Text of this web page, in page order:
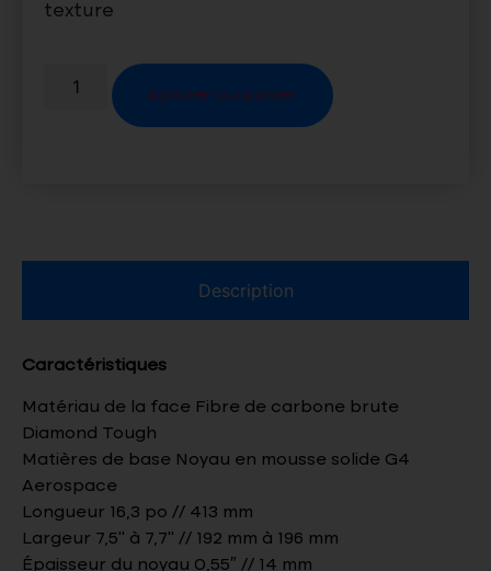
texture
Ajouter au panier
Description
Caractéristiques
Matériau de la face Fibre de carbone brute
Diamond Tough
Matières de base Noyau en mousse solide G4
Aerospace
Longueur 16,3 po // 413 mm
Largeur 7,5” à 7,7” // 192 mm à 196 mm
Épaisseur du noyau 0,55″ // 14 mm